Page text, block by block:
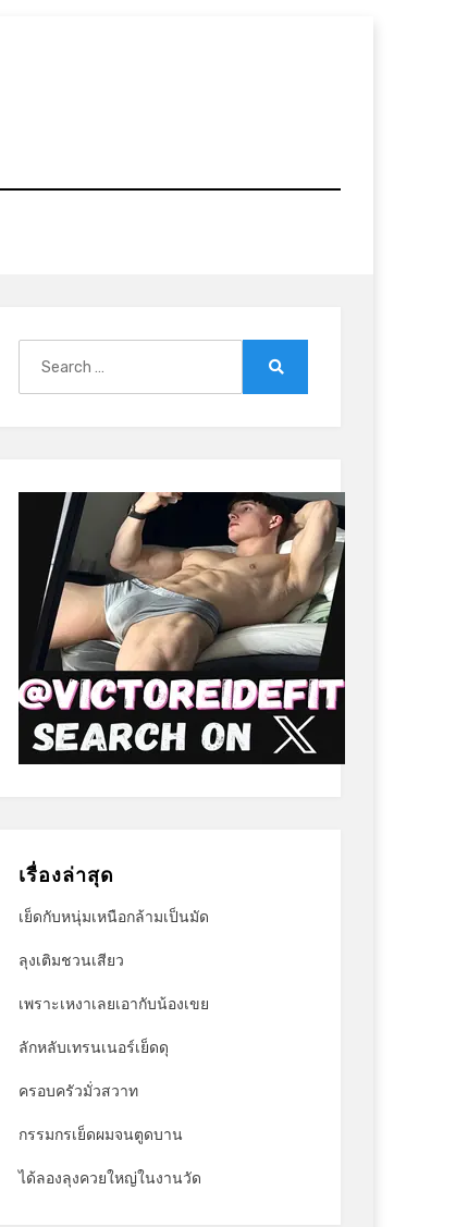
เรื่องล่าสุด
เย็ดกับหนุ่มเหนือกล้ามเป็นมัด
ลุงเติมชวนเสียว
เพราะเหงาเลยเอากับน้องเขย
ลักหลับเทรนเนอร์เย็ดดุ
ครอบครัวมั่วสวาท
กรรมกรเย็ดผมจนตูดบาน
ได้ลองลุงควยใหญ่ในงานวัด